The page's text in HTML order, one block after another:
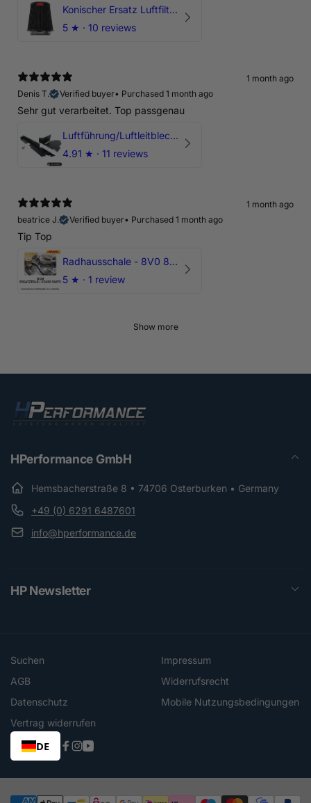
Konischer Ersatz Luftfilter Pilz - 4" & 5" Offene Ansaugung
5 ★ · 10 reviews
1 month ago
Denis T.
Verified buyer• Purchased 1 month ago
Sehr gut verarbeitet. Top passgenau
Luftführung/Luftleitblech 5" 125mm offene Ansaugung HPerformance
4.91 ★ · 11 reviews
1 month ago
beatrice J.
Verified buyer• Purchased 1 month ago
Tip Top
Radhausschale - 8V0 821 191 C - Original Ersatzteil für Audi RS3 Sportback
5 ★ · 1 review
Show more
HPerformance GmbH
Hemsbacherstraße 8 • 74706 Osterburken • Germany
+49 (0) 6291 6487601
info@hperformance.de
HP Newsletter
Suchen
Impressum
AGB
Widerrufsrecht
Datenschutz
Mobile Nutzungsbedingungen
Vertrag widerrufen
DE
Facebook
Instagram
YouTube